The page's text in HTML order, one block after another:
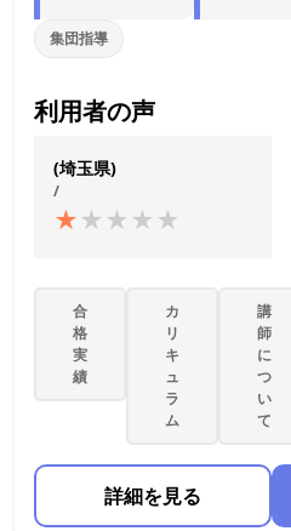
集団指導
利用者の声
(埼玉県)
/
★★ ★ ★ ★
合
格
実
績
カ
リ
キ
ュ
ラ
ム
講
師
に
つ
い
て
詳細を見る